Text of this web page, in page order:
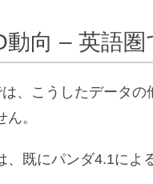
動向 – 英語
、こうしたデータ
。
、既にパンダ4.1によ